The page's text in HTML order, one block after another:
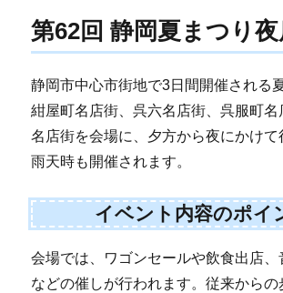
第62回 静岡夏まつり
静岡市中心市街地で3日間開催される
紺屋町名店街、呉六名店街、呉服町名
名店街を会場に、夕方から夜にかけて
雨天時も開催されます。
イベント内容のポイ
会場では、ワゴンセールや飲食出店、
などの催しが行われます。従来からの